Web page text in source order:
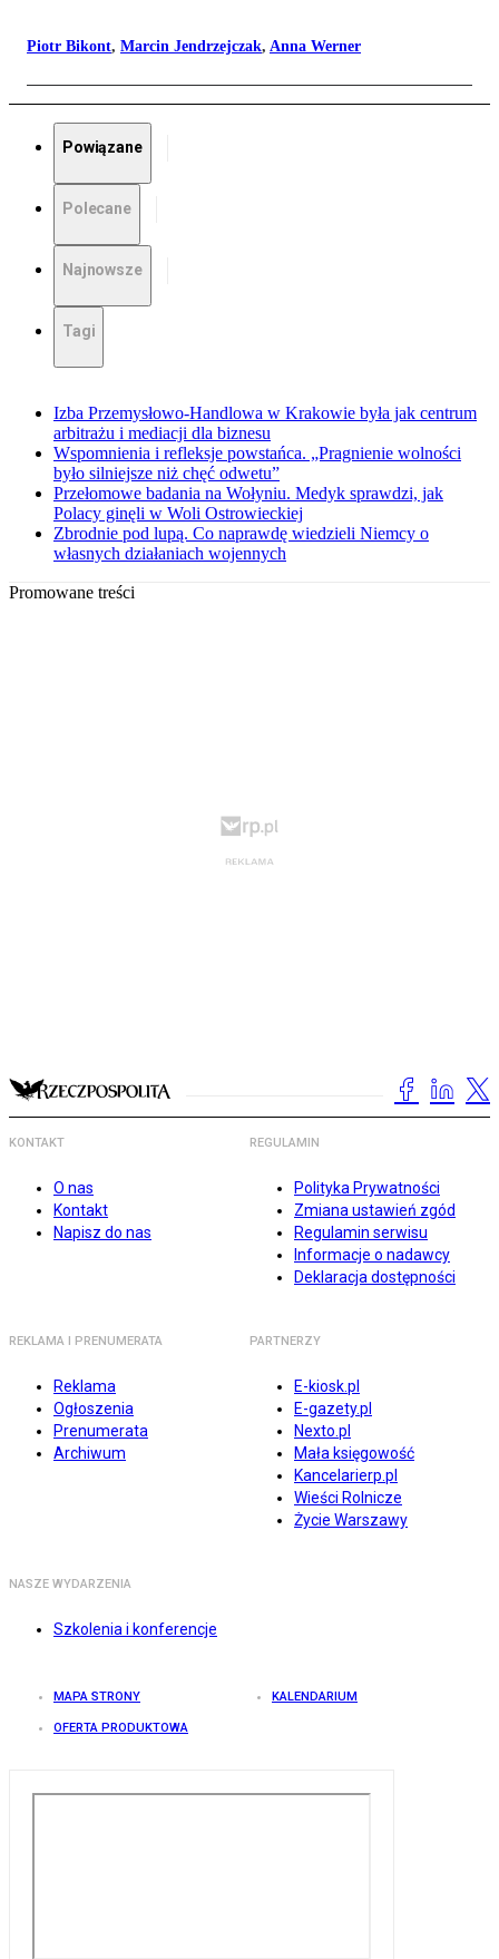
Piotr Bikont, Marcin Jendrzejczak, Anna Werner
Powiązane
Polecane
Najnowsze
Tagi
Izba Przemysłowo-Handlowa w Krakowie była jak centrum
arbitrażu i mediacji dla biznesu
Wspomnienia i refleksje powstańca. „Pragnienie wolności
było silniejsze niż chęć odwetu”
Przełomowe badania na Wołyniu. Medyk sprawdzi, jak
Polacy ginęli w Woli Ostrowieckiej
Zbrodnie pod lupą. Co naprawdę wiedzieli Niemcy o
własnych działaniach wojennych
Promowane treści
KONTAKT
O nas
Kontakt
Napisz do nas
REGULAMIN
Polityka Prywatności
Zmiana ustawień zgód
Regulamin serwisu
Informacje o nadawcy
Deklaracja dostępności
REKLAMA I PRENUMERATA
Reklama
Ogłoszenia
Prenumerata
Archiwum
PARTNERZY
E-kiosk.pl
E-gazety.pl
Nexto.pl
Mała księgowość
Kancelarierp.pl
Wieści Rolnicze
Życie Warszawy
NASZE WYDARZENIA
Szkolenia i konferencje
MAPA STRONY KALENDARIUM
OFERTA PRODUKTOWA